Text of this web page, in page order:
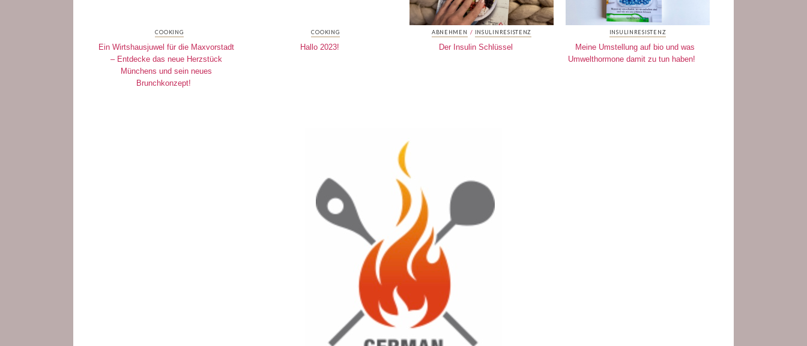
COOKING
Ein Wirtshausjuwel für die Maxvorstadt
– Entdecke das neue Herzstück
Münchens und sein neues
Brunchkonzept!
COOKING
Hallo 2023!
ABNEHMEN / INSULINRESISTENZ
Der Insulin Schlüssel
INSULINRESISTENZ
Meine Umstellung auf bio und was
Umwelthormone damit zu tun haben!